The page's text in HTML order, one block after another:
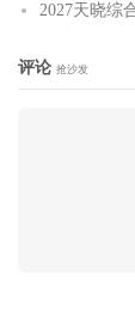
2027天晓综
评论 抢沙发